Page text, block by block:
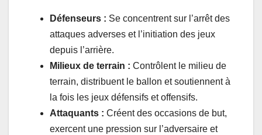
Défenseurs : Se concentrent sur l’arrêt des
attaques adverses et l’initiation des jeux
depuis l’arrière.
Milieux de terrain : Contrôlent le milieu de
terrain, distribuent le ballon et soutiennent à
la fois les jeux défensifs et offensifs.
Attaquants : Créent des occasions de but,
exercent une pression sur l’adversaire et